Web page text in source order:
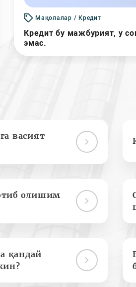
Мақолалар / Кредит
Кредит бу мажбурият, у
эмас.
васият
олишим
қандай